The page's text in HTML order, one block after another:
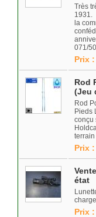
Très
1931.
la
071/
Prix
Rod
(Jeu
Rod
Pieds
conçu
Prix
état
Prix